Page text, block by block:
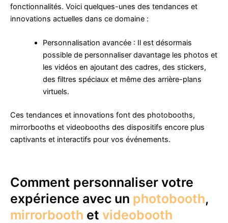
fonctionnalités. Voici quelques-unes des tendances et
innovations actuelles dans ce domaine :
Personnalisation avancée : Il est désormais
possible de personnaliser davantage les photos et
les vidéos en ajoutant des cadres, des stickers,
des filtres spéciaux et même des arrière-plans
virtuels.
Ces tendances et innovations font des photobooths,
mirrorbooths et videobooths des dispositifs encore plus
captivants et interactifs pour vos événements.
Comment personnaliser votre
expérience avec un photobooth,
mirrorbooth et videobooth